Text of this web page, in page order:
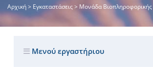
Αρχική> Εγκαταστάσεις > Μονάδα Βιοπληροφορικής
Μενού εργαστήριου